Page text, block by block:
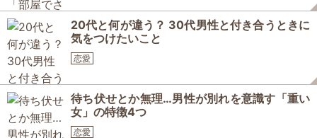
20代と何が違う？ 30代男性と付き合うときに
気をつけたいこと
恋愛
待ち伏せとか無理…男性が別れを意識す「重い
女」の特徴4つ
恋愛